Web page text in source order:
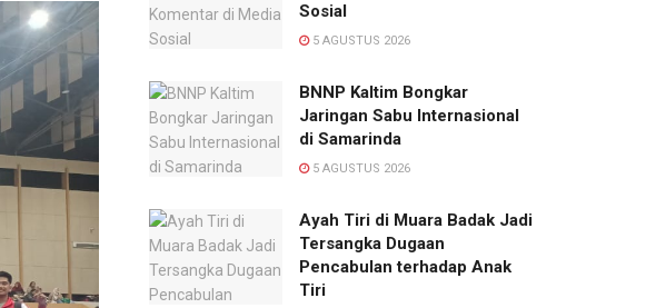
Sosial
5 AGUSTUS 2026
BNNP Kaltim Bongkar
Jaringan Sabu Internasional
di Samarinda
5 AGUSTUS 2026
Ayah Tiri di Muara Badak Jadi
Tersangka Dugaan
Pencabulan terhadap Anak
Tiri